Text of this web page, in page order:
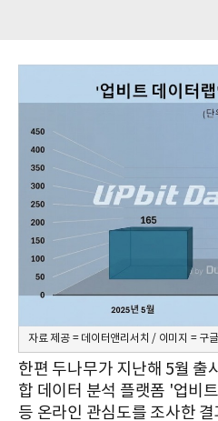
자료 제공 = 데이터앤리서치 / 이미지 = 구
한편 두나무가 지난해 5월 출
합 데이터 분석 플랫폼 '업비
등 온라인 관심도를 조사한